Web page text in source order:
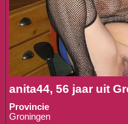
anita44, 56 jaar uit
Provincie
Groningen